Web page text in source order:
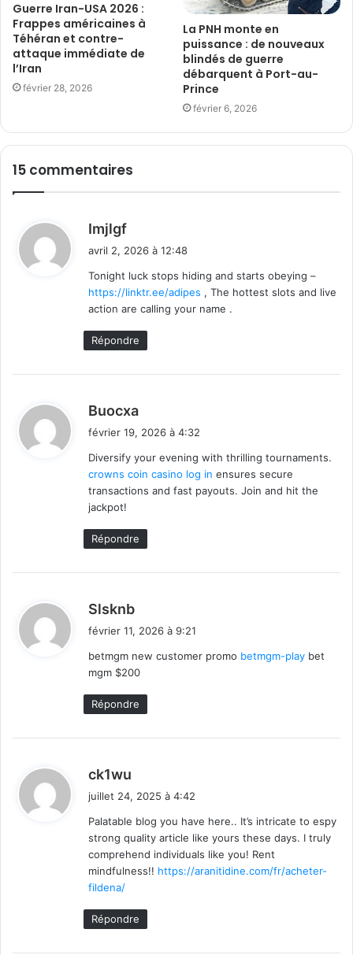
Guerre Iran-USA 2026 :
Frappes américaines à
Téhéran et contre-
attaque immédiate de
l’Iran
février 28, 2026
La PNH monte en
puissance : de nouveaux
blindés de guerre
débarquent à Port-au-
Prince
février 6, 2026
15 commentaires
Imjlgf
i
:
avril 2, 2026 à 12:48
Tonight luck stops hiding and starts obeying –
https://linktr.ee/adipes , The hottest slots and live
action are calling your name .
Répondre
Buocxa
:
février 19, 2026 à 4:32
Diversify your evening with thrilling tournaments.
crowns coin casino log in ensures secure
transactions and fast payouts. Join and hit the
jackpot!
Répondre
Slsknb
:
février 11, 2026 à 9:21
betmgm new customer promo betmgm-play bet
mgm $200
Répondre
ck1wu
:
juillet 24, 2025 à 4:42
Palatable blog you have here.. It’s intricate to espy
strong quality article like yours these days. I truly
comprehend individuals like you! Rent
mindfulness!! https://aranitidine.com/fr/acheter-
fildena/
Répondre